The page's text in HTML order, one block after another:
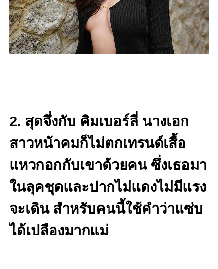
2. สุดจึ่งกับ คิมเบอร์ลี่ นางเอก
สาวหน้าคมก็ไม่ตกเทรนด์เสื้อ
แหวกอกกับเขาด้วยคน ซึ่งเธอมา
ในลุคชุดและปากไม่แดงไม่มีแรง
จะเดิน สำหรับคนนี้ใช้คำว่าแซ่บ
ได้เปลืองมากแม่